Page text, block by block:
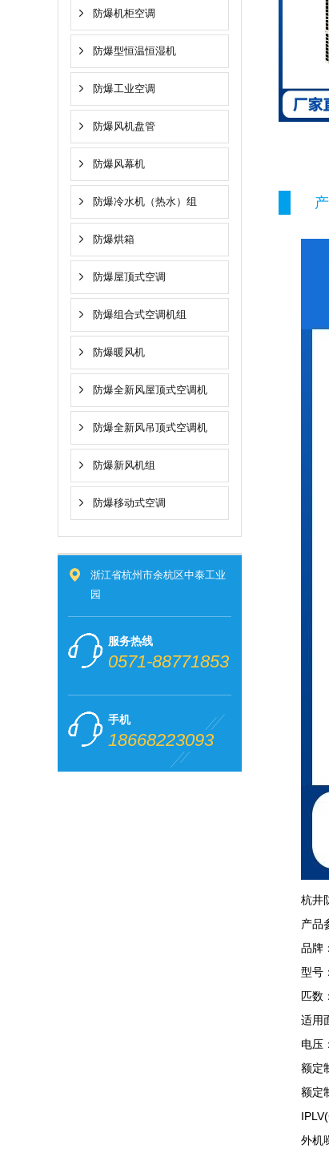
防爆机柜空调
防爆型恒温恒湿机
防爆工业空调
防爆风机盘管
防爆风幕机
防爆冷水机（热水）组
防爆烘箱
防爆屋顶式空调
防爆组合式空调机组
防爆暖风机
防爆全新风屋顶式空调机
防爆全新风吊顶式空调机
防爆新风机组
防爆移动式空调
浙江省杭州市余杭区中泰工业
园
服务热线
0571-88771853
手机
18668223093
杭井防
产品
品牌
型号：
匹数
适用面
电压：
额定制
额定制
外机噪